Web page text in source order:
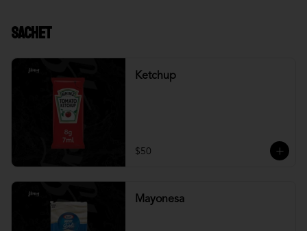
Sachet
Ketchup
$50
Mayonesa